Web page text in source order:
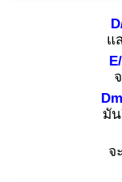
แ
มัน
Dm
จ